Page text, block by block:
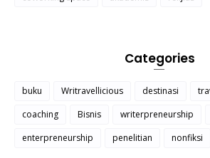
Categories
buku Writravellicious destinasi
coaching
Bisnis writerpreneurship
enterpreneurship
penelitian nonfiksi